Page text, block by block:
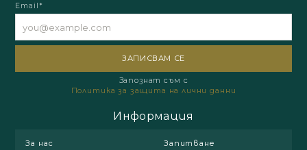
Email*
Запознат съм с
Политика за защита на лични данни
Информация
За нас
Запитване